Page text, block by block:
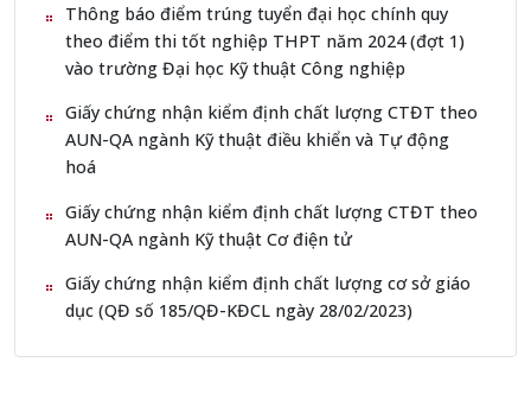
Thông báo điểm trúng tuyển đại học chính quy
theo điểm thi tốt nghiệp THPT năm 2024 (đợt 1)
vào trường Đại học Kỹ thuật Công nghiệp
Giấy chứng nhận kiểm định chất lượng CTĐT theo
AUN-QA ngành Kỹ thuật điều khiển và Tự động
hoá
Giấy chứng nhận kiểm định chất lượng CTĐT theo
AUN-QA ngành Kỹ thuật Cơ điện tử
Giấy chứng nhận kiểm định chất lượng cơ sở giáo
dục (QĐ số 185/QĐ-KĐCL ngày 28/02/2023)